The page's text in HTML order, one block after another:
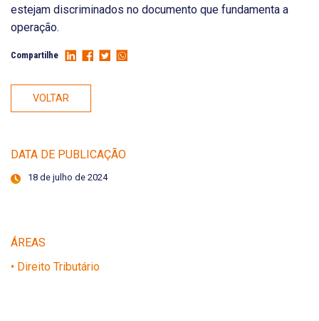
estejam discriminados no documento que fundamenta a
operação.
Compartilhe
VOLTAR
DATA DE PUBLICAÇÃO
18 de julho de 2024
ÁREAS
• Direito Tributário